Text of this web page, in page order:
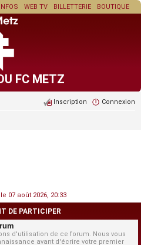
BOUTIQUE
BILLETTERIE
WEB TV
INFOS
FC METZ
Connexion
Inscription
07 août 2026, 20:33
DE PARTICIPER
d'utilisation de ce forum. Nous vous
avant d'écrire votre premier